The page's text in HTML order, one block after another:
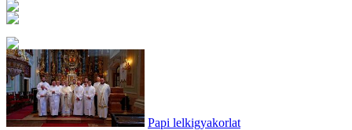
Papi lelkigyakorlat